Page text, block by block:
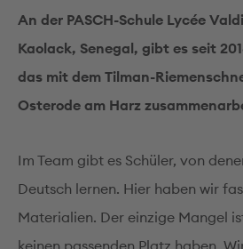
An der PASCH-Schule Lycée
Kaolack, Senegal, gibt es seit
das mit dem Tilman-
Osterode am Harz
Im Team gibt es Schüler, von
Deutsch lernen. Hier haben wir
Materialien. Der einzige Mangel
keinen passenden Platz haben.